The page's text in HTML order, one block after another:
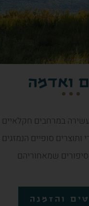
ואדמה
במרחבים
סופיים
שמאחוריהם
והזמנה